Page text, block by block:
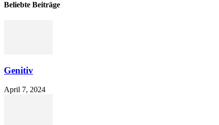
Beliebte Beiträge
Genitiv
April 7, 2024